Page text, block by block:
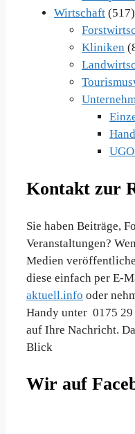
Wirtschaft (517)
Kliniken
Kontakt zur
Sie haben Beiträge,
Veranstaltungen?
Medien
diese einfach per E-
aktuell.info oder
Handy unter 0175
auf Ihre Nachricht.
Blick
Wir auf